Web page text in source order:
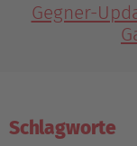
Gegner-
Schlagworte